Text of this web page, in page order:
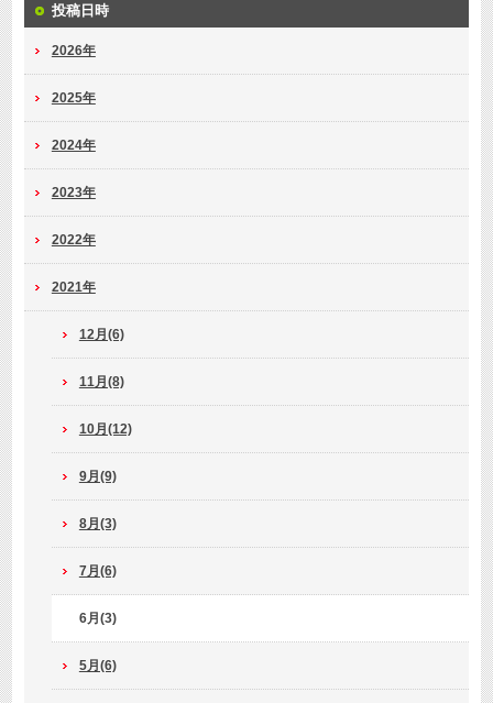
投稿日時
2026年
2025年
2024年
2023年
2022年
2021年
12月(6)
11月(8)
10月(12)
9月(9)
8月(3)
7月(6)
6月(3)
5月(6)